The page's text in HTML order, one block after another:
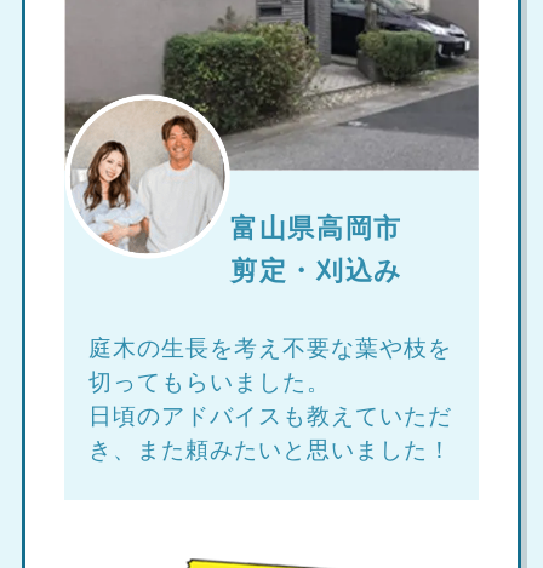
富山県高岡市
剪定・刈込み
庭木の生長を考え不要な葉や枝を
切ってもらいました。
日頃のアドバイスも教えていただ
き、また頼みたいと思いました！